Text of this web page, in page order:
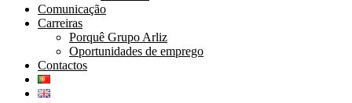
Comunicação
Carreiras
Porquê Grupo Arliz
Oportunidades de emprego
Contactos